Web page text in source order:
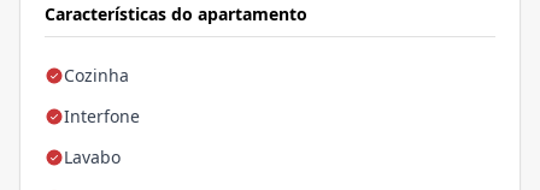
Características do apartamento
Cozinha
Interfone
Lavabo